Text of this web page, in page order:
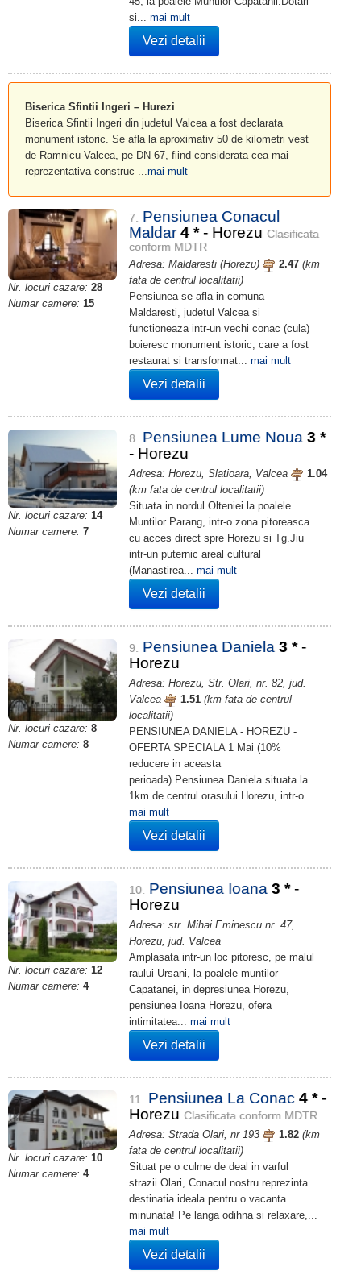
si... mai mult
Vezi detalii
Biserica Sfintii Ingeri – Hurezi
Biserica Sfintii Ingeri din judetul Valcea a fost declarata
monument istoric. Se afla la aproximativ 50 de kilometri vest
de Ramnicu-Valcea, pe DN 67, fiind considerata cea mai
reprezentativa construc ...mai mult
Nr. locuri cazare: 28
Numar camere: 15
7.
Pensiunea Conacul
Maldar4 * - Horezu Clasificata
conform MDTR
Adresa: Maldaresti (Horezu) 2.47 (km
fata de centrul localitatii)
Pensiunea se afla in comuna
Maldaresti, judetul Valcea si
functioneaza intr-un vechi conac (cula)
boieresc monument istoric, care a fost
restaurat si transformat... mai mult
Vezi detalii
Nr. locuri cazare: 14
Numar camere: 7
8. Pensiunea Lume Noua 3 *
- Horezu
Adresa: Horezu, Slatioara, Valcea
1.04
(km fata de centrul localitatii)
Situata in nordul Olteniei la poalele
Muntilor Parang, intr-o zona pitoreasca
cu acces direct spre Horezu si Tg.Jiu
intr-un puternic areal cultural
(Manastirea... mai mult
Vezi detalii
Nr. locuri cazare: 8
Numar camere: 8
9. Pensiunea Daniela 3 * -
Horezu
Adresa: Horezu, Str. Olari, nr. 82, jud.
Valcea
1.51 (km fata de centrul
localitatii)
PENSIUNEA DANIELA - HOREZU -
OFERTA SPECIALA 1 Mai (10%
reducere in aceasta
perioada).Pensiunea Daniela situata la
1km de centrul orasului Horezu, intr-o...
mai mult
Vezi detalii
Nr. locuri cazare: 12
Numar camere: 4
10. Pensiunea Ioana 3 * -
Horezu
Adresa: str. Mihai Eminescu nr. 47,
Horezu, jud. Valcea
Amplasata intr-un loc pitoresc, pe malul
raului Ursani, la poalele muntilor
Capatanei, in depresiunea Horezu,
pensiunea Ioana Horezu, ofera
intimitatea... mai mult
Vezi detalii
Nr. locuri cazare: 10
Numar camere: 4
11. Pensiunea La Conac 4 * -
Horezu Clasificata conform MDTR
Adresa: Strada Olari, nr 193 1.82 (km
fata de centrul localitatii)
Situat pe o culme de deal in varful
strazii Olari, Conacul nostru reprezinta
destinatia ideala pentru o vacanta
minunata! Pe langa odihna si relaxare,...
mai mult
Vezi detalii